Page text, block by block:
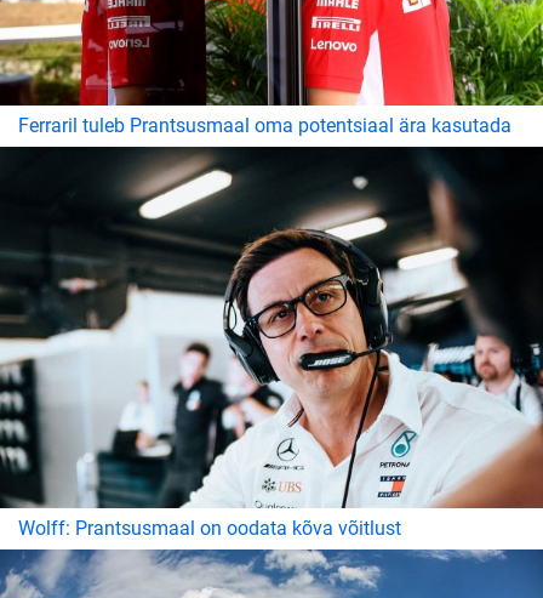
Ferraril tuleb Prantsusmaal oma potentsiaal ära kasutada
Wolff: Prantsusmaal on oodata kõva võitlust